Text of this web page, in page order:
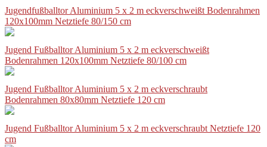
Jugendfußballtor Aluminium 5 x 2 m eckverschweißt Bodenrahmen
120x100mm Netztiefe 80/150 cm
Jugend Fußballtor Aluminium 5 x 2 m eckverschweißt
Bodenrahmen 120x100mm Netztiefe 80/100 cm
Jugend Fußballtor Aluminium 5 x 2 m eckverschraubt
Bodenrahmen 80x80mm Netztiefe 120 cm
Jugend Fußballtor Aluminium 5 x 2 m eckverschraubt Netztiefe 120
cm